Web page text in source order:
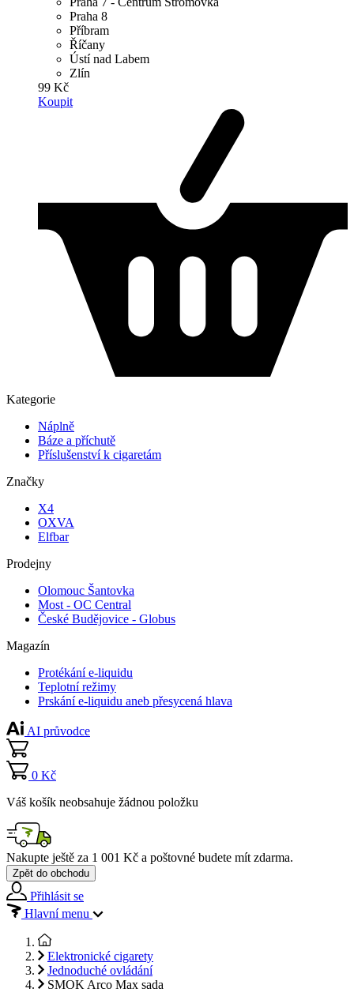
Praha 8
Příbram
Říčany
Ústí nad Labem
Zlín
99 Kč
Koupit
Kategorie
Náplně
Báze a příchutě
Příslušenství k cigaretám
Značky
X4
OXVA
Elfbar
Prodejny
Olomouc Šantovka
Most - OC Central
České Budějovice - Globus
Magazín
Protékání e-liquidu
Teplotní režimy
Prskání e-liquidu aneb přesycená hlava
AI průvodce
0 Kč
Váš košík neobsahuje žádnou položku
Nakupte ještě za 1 001 Kč a poštovné budete mít zdarma.
Zpět do obchodu
Přihlásit se
Hlavní menu
Elektronické cigarety
Jednoduché ovládání
SMOK Arco Max sada